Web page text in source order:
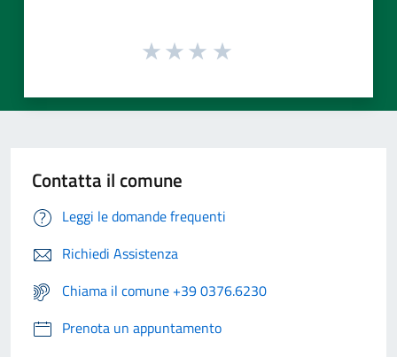
Contatta il comune
Leggi le domande frequenti
Richiedi Assistenza
Chiama il comune +39 0376.6230
Prenota un appuntamento